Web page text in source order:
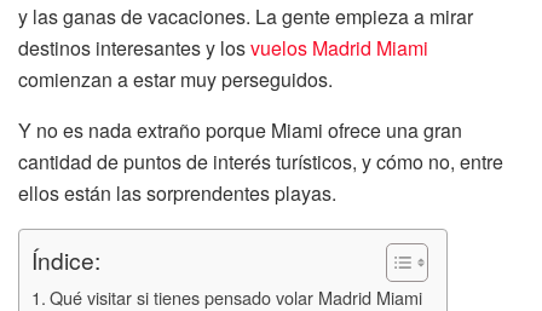
y las ganas de vacaciones. La gente empieza a mirar
destinos interesantes y losvuelos Madrid Miami
comienzan a estar muy perseguidos.
Y no es nada extraño porque Miami ofrece una gran
cantidad de puntos de interés turísticos, y cómo no, entre
ellos están las sorprendentes playas.
Índice:
Qué visitar si tienes pensado volar Madrid Miami